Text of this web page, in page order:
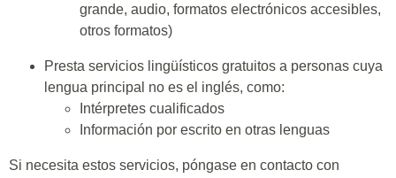
grande, audio, formatos electrónicos accesibles,
otros formatos)
Presta servicios lingüísticos gratuitos a personas cuya
lengua principal no es el inglés, como:
Intérpretes cualificados
Información por escrito en otras lenguas
Si necesita estos servicios, póngase en contacto con